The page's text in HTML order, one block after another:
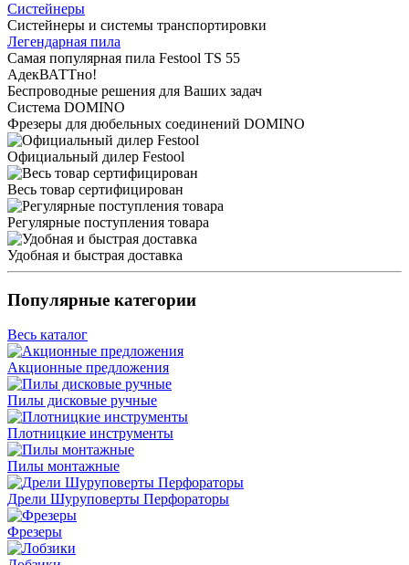
Систейнеры
Систейнеры и системы транспортировки
Легендарная пила
Самая популярная пила Festool TS 55
АдекВАТТно!
Беспроводные решения для Ваших задач
Система DOMINO
Фрезеры для дюбельных соединений DOMINO
Официальный дилер Festool
Весь товар сертифицирован
Регулярные поступления товара
Удобная и быстрая доставка
Популярные категории
Весь каталог
Акционные предложения
Пилы дисковые ручные
Плотницкие инструменты
Пилы монтажные
Дрели Шуруповерты Перфораторы
Фрезеры